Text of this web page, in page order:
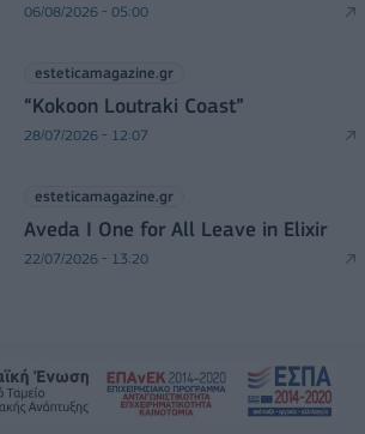
06/08/2026 - 05:00
esteticamagazine.gr
“Kokoon Loutraki Coast”
28/07/2026 - 12:07
esteticamagazine.gr
Aveda I One for All Leave in Elixir
22/07/2026 - 13:20